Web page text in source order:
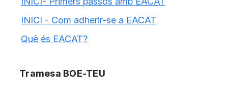
INICI - Com adherir-se a EACAT
Què és EACAT?
Tramesa BOE-TEU